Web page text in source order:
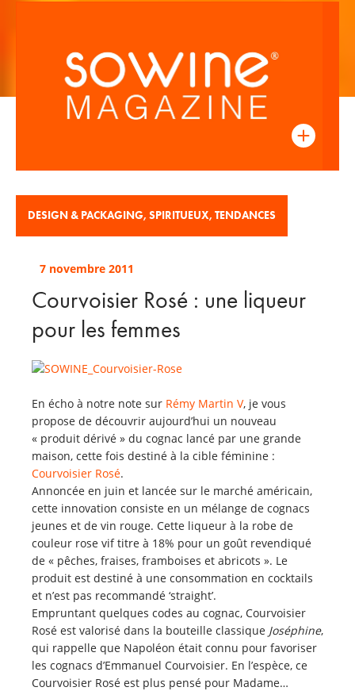
DESIGN & PACKAGING, SPIRITUEUX, TENDANCES
7 novembre 2011
Courvoisier Rosé : une liqueur
pour les femmes
En écho à notre note sur Rémy Martin V, je vous
propose de découvrir aujourd’hui un nouveau
« produit dérivé » du cognac lancé par une grande
maison, cette fois destiné à la cible féminine :
Courvoisier Rosé.
Annoncée en juin et lancée sur le marché américain,
cette innovation consiste en un mélange de cognacs
jeunes et de vin rouge. Cette liqueur à la robe de
couleur rose vif titre à 18% pour un goût revendiqué
de « pêches, fraises, framboises et abricots ». Le
produit est destiné à une consommation en cocktails
et n’est pas recommandé ‘straight’.
Empruntant quelques codes au cognac, Courvoisier
Rosé est valorisé dans la bouteille classique Joséphine,
qui rappelle que Napoléon était connu pour favoriser
les cognacs d’Emmanuel Courvoisier. En l’espèce, ce
Courvoisier Rosé est plus pensé pour Madame…